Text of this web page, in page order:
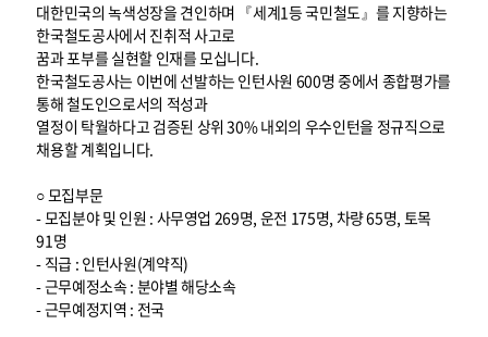
대한민국의 녹색성장을 견인하며 『세계1등 국민철도』를 지향하는
한국철도공사에서 진취적 사고로
꿈과 포부를 실현할 인재를 모십니다.
한국철도공사는 이번에 선발하는 인턴사원 600명 중에서 종합평가를
통해 철도인으로서의 적성과
열정이 탁월하다고 검증된 상위 30% 내외의 우수인턴을 정규직으로
채용할 계획입니다.
○ 모집부문
- 모집분야 및 인원 : 사무영업 269명, 운전 175명, 차량 65명, 토목
91명
- 직급 : 인턴사원(계약직)
- 근무예정소속 : 분야별 해당소속
- 근무예정지역 : 전국